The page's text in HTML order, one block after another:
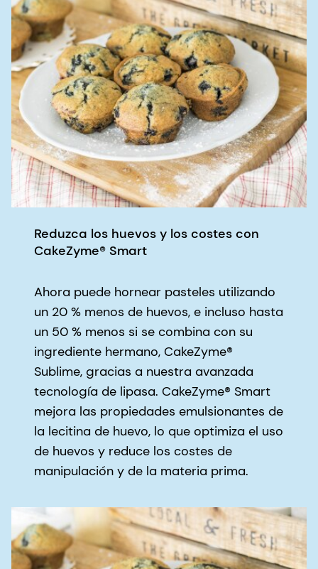
Reduzca los huevos y los costes con
CakeZyme® Smart
Ahora puede hornear pasteles utilizando
un 20 % menos de huevos, e incluso hasta
un 50 % menos si se combina con su
ingrediente hermano, CakeZyme®
Sublime, gracias a nuestra avanzada
tecnología de lipasa. CakeZyme® Smart
mejora las propiedades emulsionantes de
la lecitina de huevo, lo que optimiza el uso
de huevos y reduce los costes de
manipulación y de la materia prima.